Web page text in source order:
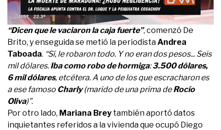
0
seconds
of
57
seconds
“Dicen que le vaciaron la caja fuerte”, comenzó De
Brito, y enseguida se metió la periodista Andrea
Taboada. “Sí, le robaron todo. Y no eran dos pesos... Seis
mil dólares. Iba como robo de hormiga:3.500 dólares,
6 mil dólares, etcétera. A uno de los que escracharon es
a ese famoso Charly(marido de una prima deRocío
Oliva)”.
Por otro lado, Mariana Brey también aportó datos
inquietantes referidos a la vivienda que ocupó Diego